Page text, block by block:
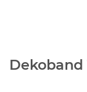
Dekoband